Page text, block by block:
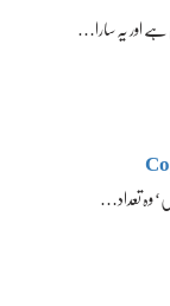
اور یہ سارا…
وہ تعداد…